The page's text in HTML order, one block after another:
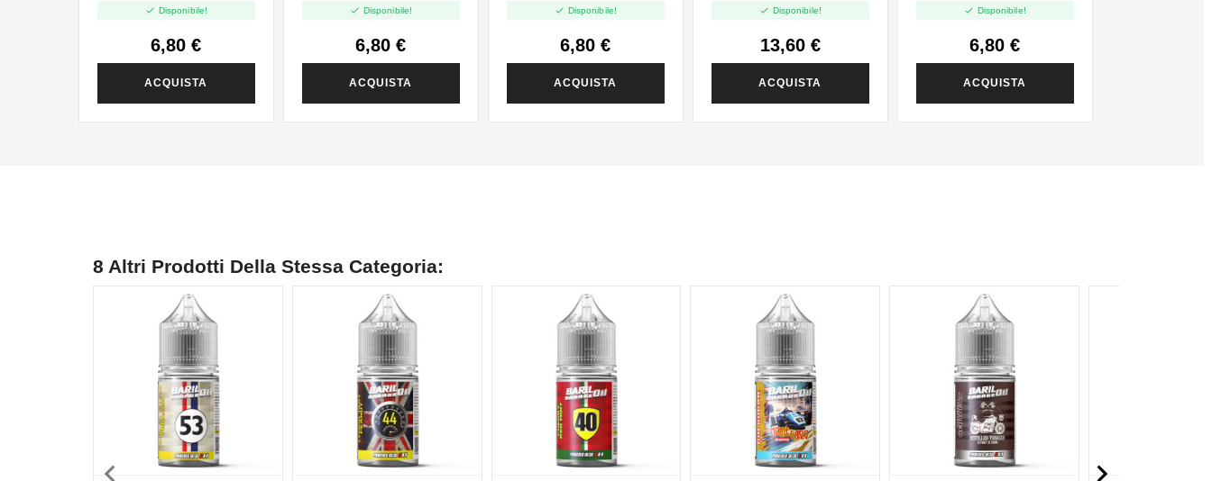
Shot 10+20
 Disponibile!
6,80 €
ACQUISTA
10+20
 Disponibile!
6,80 €
ACQUISTA
10+20
 Disponibile!
6,80 €
ACQUISTA
 Disponibile!
13,60 €
ACQUISTA
Shot 10+20
 Disponibile!
6,80 €
ACQUISTA
8 Altri Prodotti Della Stessa Categoria:
 